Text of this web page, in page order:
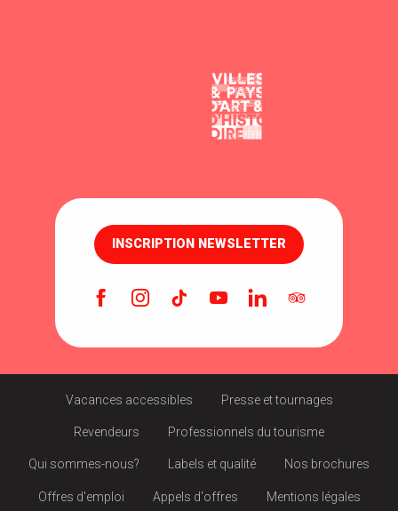
INSCRIPTION NEWSLETTER
Vacances accessibles Presse et tournages
Revendeurs Professionnels du tourisme
Qui sommes-nous? Labels et qualité Nos brochures
Offres d'emploi Appels d'offres Mentions légales